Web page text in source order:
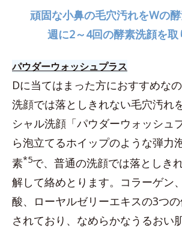
頑固な小鼻の毛穴汚れをWの
週に2～4回の酵素洗顔を取
パウダーウォッシュプラス
Dに当てはまった方におすすめな
洗顔では落としきれない毛穴汚れ
シャル洗顔「パウダーウォッシュ
ら泡立てるホイップのような弾力
素*5で、普通の洗顔では落としき
解して絡めとります。コラーゲン
酸、ローヤルゼリーエキスの3つ
されており、なめらかなうるおい